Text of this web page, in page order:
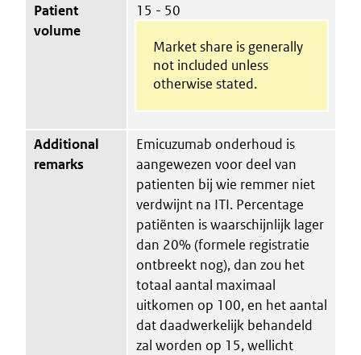
Patient
volume
15 - 50
Market share is generally
not included unless
otherwise stated.
Additional
remarks
Emicuzumab onderhoud is
aangewezen voor deel van
patienten bij wie remmer niet
verdwijnt na ITI. Percentage
patiënten is waarschijnlijk lager
dan 20% (formele registratie
ontbreekt nog), dan zou het
totaal aantal maximaal
uitkomen op 100, en het aantal
dat daadwerkelijk behandeld
zal worden op 15, wellicht